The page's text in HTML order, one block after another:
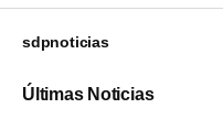
sdpnoticias
Últimas Noticias